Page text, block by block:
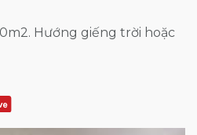
Hướng giếng trời hoặc